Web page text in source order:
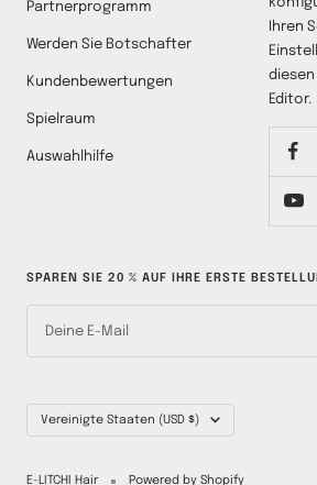
Partnerprogramm
Werden Sie Botschafter
Kundenbewertungen
Spielraum
Auswahlhilfe
Ihren
diesen
Editor.
SPAREN SIE 20 % AUF IHRE ERSTE
Deine E-Mail
Land/Region
Vereinigte Staaten (USD $)
E-LITCHI Hair Powered by Shopify